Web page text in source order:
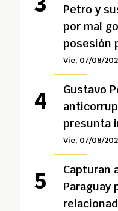
Petro y
por mal
posesión
Vie, 07/08/
Gustavo
presunta
Vie, 07/08/
Capturan
Paraguay